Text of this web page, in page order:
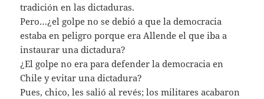
tradición en las dictaduras.
Pero…¿el golpe no se debió a que la democracia
estaba en peligro porque era Allende el que iba a
instaurar una dictadura?
¿El golpe no era para defender la democracia en
Chile y evitar una dictadura?
Pues, chico, les salió al revés; los militares acabaron